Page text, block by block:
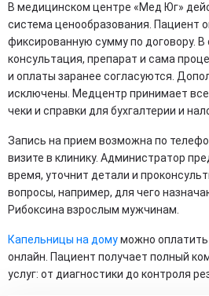
В медицинском центре «Мед Юг»
система ценообразования. Пациент
фиксированную сумму по договору.
консультация, препарат и сама
и оплаты заранее согласуются.
исключены. Медцентр принимает
чеки и справки для бухгалтерии и
Запись на прием возможна по
визите в клинику. Администратор
время, уточнит детали и
вопросы, например, для чего
Рибоксина взрослым мужчинам.
Капельницы на домуможно
онлайн. Пациент получает полный
услуг: от диагностики до контроля